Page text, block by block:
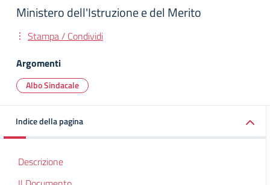
Ministero dell'Istruzione e del Merito
Stampa / Condividi
Argomenti
Albo Sindacale
Indice della pagina
Descrizione